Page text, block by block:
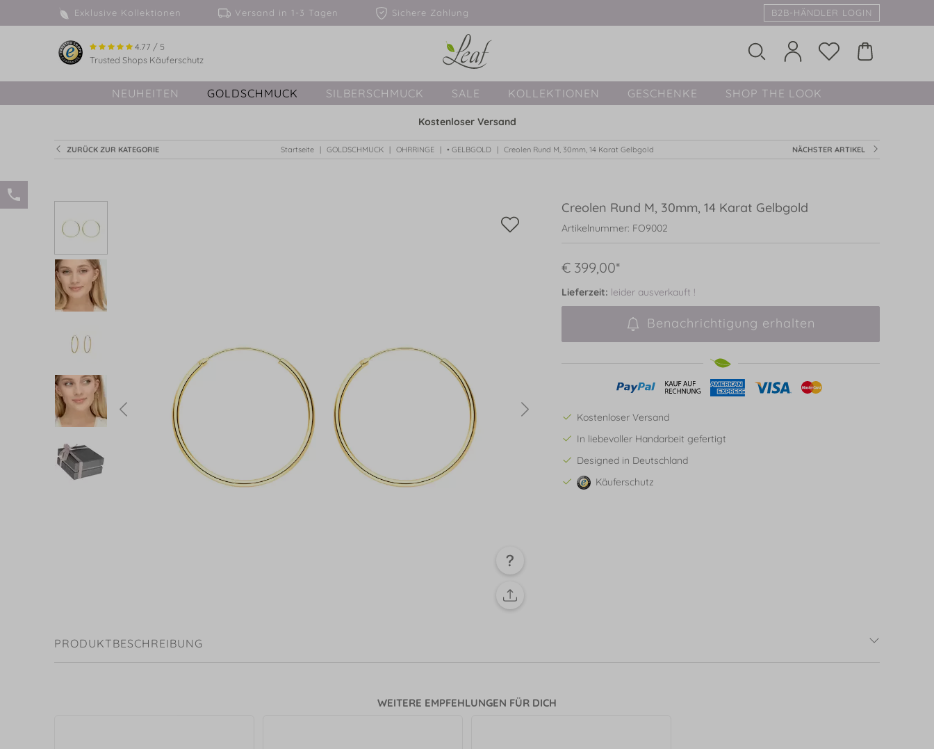
Exklusive Kollektionen Versand in 1-3 Tagen Sichere Zahlung B2B-HÄNDLER LOGIN
4.77 / 5
Trusted Shops Käuferschutz
NEUHEITEN GOLDSCHMUCK SILBERSCHMUCK SALE KOLLEKTIONEN GESCHENKE SHOP THE LOOK
Kostenloser Versand
ZURÜCK ZUR KATEGORIE Startseite GOLDSCHMUCK OHRRINGE • GELBGOLD Creolen Rund M, 30mm, 14 Karat Gelbgold NÄCHSTER ARTIKEL
Creolen Rund M, 30mm, 14 Karat Gelbgold
Artikelnummer: FO9002
€ 399,00*
Lieferzeit: leider ausverkauft !
Benachrichtigung erhalten
Kostenloser Versand
In liebevoller Handarbeit gefertigt
Designed in Deutschland
Käuferschutz
PRODUKTBESCHREIBUNG
WEITERE EMPFEHLUNGEN FÜR DICH